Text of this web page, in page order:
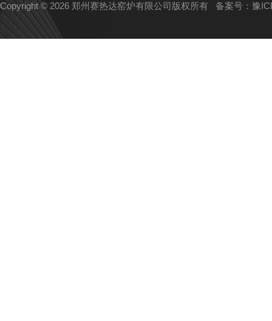
Copyright © 2026 郑州赛热达窑炉有限公司版权所有 备案号：豫